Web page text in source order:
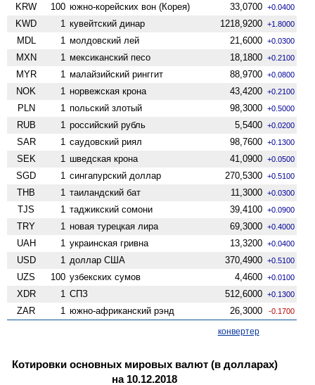
KRW 100 южно-корейских вон (Корея) 33,0700 +0.0400
KWD 1 кувейтский динар 1218,9200 +1.8000
MDL 1 молдовский лей 21,6000 +0.0300
MXN 1 мексиканский песо 18,1800 +0.2100
MYR 1 малайзийский ринггит 88,9700 +0.0800
NOK 1 норвежская крона 43,4200 +0.2100
PLN 1 польский злотый 98,3000 +0.5000
RUB 1 российский рубль 5,5400 +0.0200
SAR 1 саудовский риял 98,7600 +0.1300
SEK 1 шведская крона 41,0900 +0.0500
SGD 1 сингапурский доллар 270,5300 +0.5100
THB 1 таиландский бат 11,3000 +0.0300
TJS 1 таджикский сомони 39,4100 +0.0900
TRY 1 новая турецкая лира 69,3000 +0.4000
UAH 1 украинская гривна 13,3200 +0.0400
USD 1 доллар США 370,4900 +0.5100
UZS 100 узбекских сумов 4,4600 +0.0100
XDR 1 СПЗ 512,6000 +0.1300
ZAR 1 южно-африканский рэнд 26,3000 -0.1700
конвертер
Котировки основных мировых валют (в долларах)
на 10.12.2018